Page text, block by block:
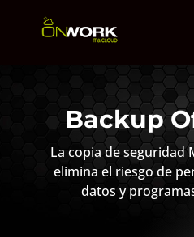
Backup
La copia de seguridad
elimina el riesgo de
datos y